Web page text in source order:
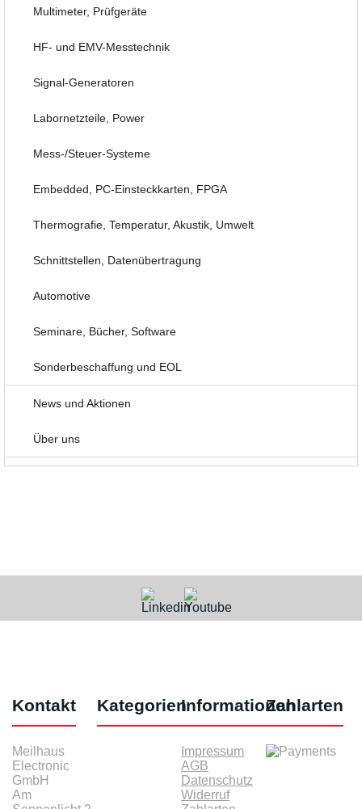
Multimeter, Prüfgeräte
HF- und EMV-Messtechnik
Signal-Generatoren
Labornetzteile, Power
Mess-/Steuer-Systeme
Embedded, PC-Einsteckkarten, FPGA
Thermografie, Temperatur, Akustik, Umwelt
Schnittstellen, Datenübertragung
Automotive
Seminare, Bücher, Software
Sonderbeschaffung und EOL
News und Aktionen
Über uns
Kontakt
Meilhaus
Electronic
GmbH
Am
KategorienInformationen
Impressum
AGB
Datenschutz
Widerruf
Zahlarten